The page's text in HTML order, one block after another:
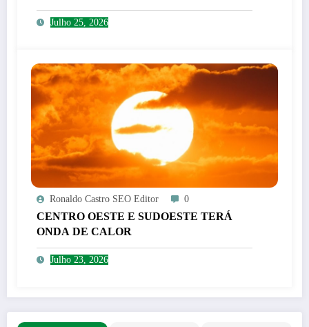
Julho 25, 2026
Ronaldo Castro SEO Editor 0
CENTRO OESTE E SUDOESTE TERÁ
ONDA DE CALOR
Julho 23, 2026